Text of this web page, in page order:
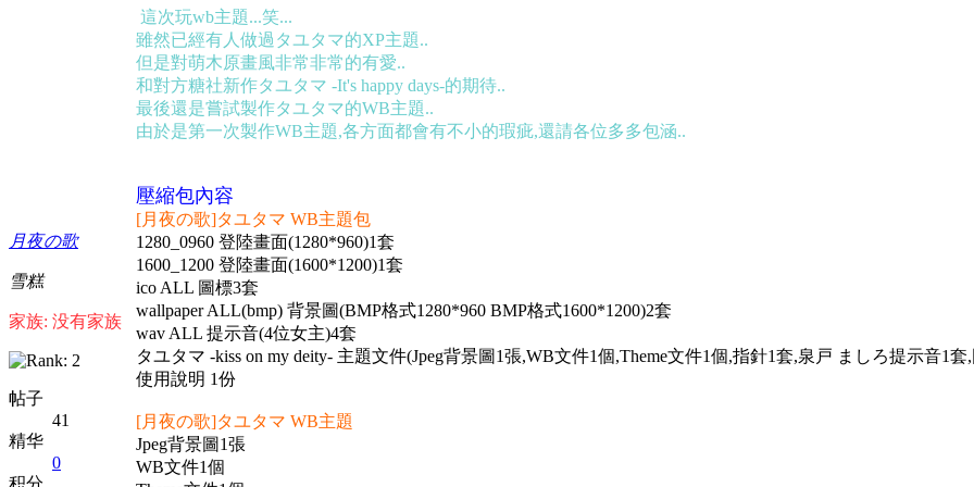
月夜の歌
雪糕
家族: 没有家族
帖子
41
精华
0
积分
這次玩wb主題...笑...
雖然已經有人做過タユタマ的XP主題..
但是對萌木原畫風非常非常的有愛..
和對方糖社新作タユタマ -It's happy days-的期待..
最後還是嘗試製作タユタマ的WB主題..
由於是第一次製作WB主題,各方面都會有不小的瑕疵,還請各位多多包涵..
壓縮包內容
[月夜の歌]タユタマ WB主題包
1280_0960 登陸畫面(1280*960)1套
1600_1200 登陸畫面(1600*1200)1套
ico ALL 圖標3套
wallpaper ALL(bmp) 背景圖(BMP格式1280*960 BMP格式1600*1200)2套
wav ALL 提示音(4位女主)4套
タユタマ -kiss on my deity- 主題文件(Jpeg背景圖1張,WB文件1個,Theme文件1個,指針1套,泉戸 ましろ提示音1套
使用說明 1份
[月夜の歌]タユタマ WB主題
Jpeg背景圖1張
WB文件1個